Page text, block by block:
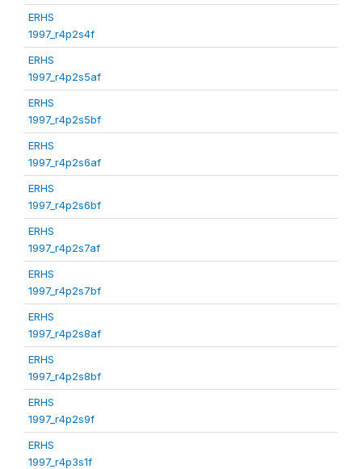
ERHS
1997_r4p2s4f
ERHS
1997_r4p2s5af
ERHS
1997_r4p2s5bf
ERHS
1997_r4p2s6af
ERHS
1997_r4p2s6bf
ERHS
1997_r4p2s7af
ERHS
1997_r4p2s7bf
ERHS
1997_r4p2s8af
ERHS
1997_r4p2s8bf
ERHS
1997_r4p2s9f
ERHS
1997_r4p3s1f